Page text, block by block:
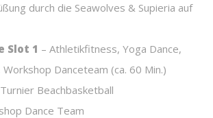
durch die Seawolves & Supieria auf
Slot 1 – Athletikfitness, Yoga Dance,
Danceteam (ca. 60 Min.)
Beachbasketball
Dance Team